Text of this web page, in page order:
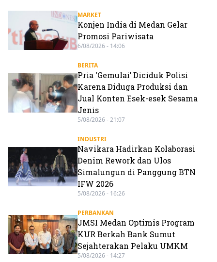
MARKET
Konjen India di Medan Gelar
Promosi Pariwisata
6/08/2026 - 14:06
BERITA
Pria ‘Gemulai’ Diciduk Polisi
Karena Diduga Produksi dan
Jual Konten Esek-esek Sesama
Jenis
5/08/2026 - 21:07
INDUSTRI
Navikara Hadirkan Kolaborasi
Denim Rework dan Ulos
Simalungun di Panggung BTN
IFW 2026
5/08/2026 - 16:26
PERBANKAN
JMSI Medan Optimis Program
KUR Berkah Bank Sumut
Sejahterakan Pelaku UMKM
5/08/2026 - 14:27